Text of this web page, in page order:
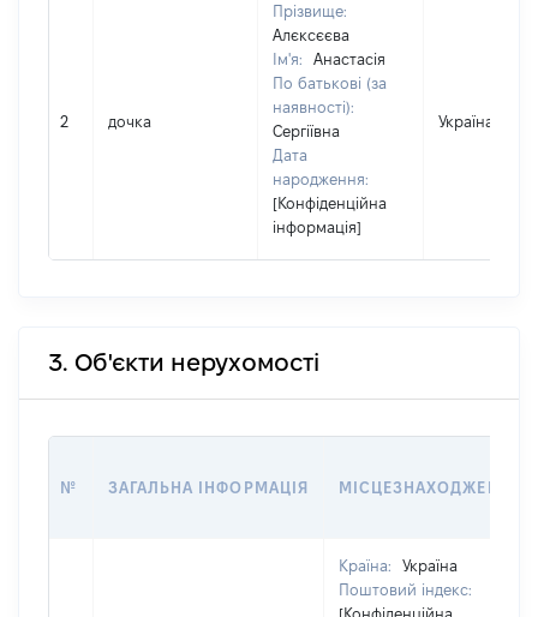
2 дочка
Прізвище:
Алєксєєва
Ім'я:
Анастасія
По батькові (за
наявності):
Сергіївна
Дата
народження:
[Конфіденційна
інформація]
Україна
3. Об'єкти нерухомості
№ ЗАГАЛЬНА ІНФОРМАЦІЯ МІСЦЕЗНАХОДЖЕННЯ
Країна:
Україна
Поштовий індекс:
[Конфіденційна